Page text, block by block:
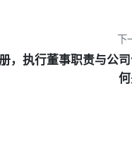
下
，执行董事职责与公